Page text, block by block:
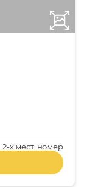
2-x мест. номер